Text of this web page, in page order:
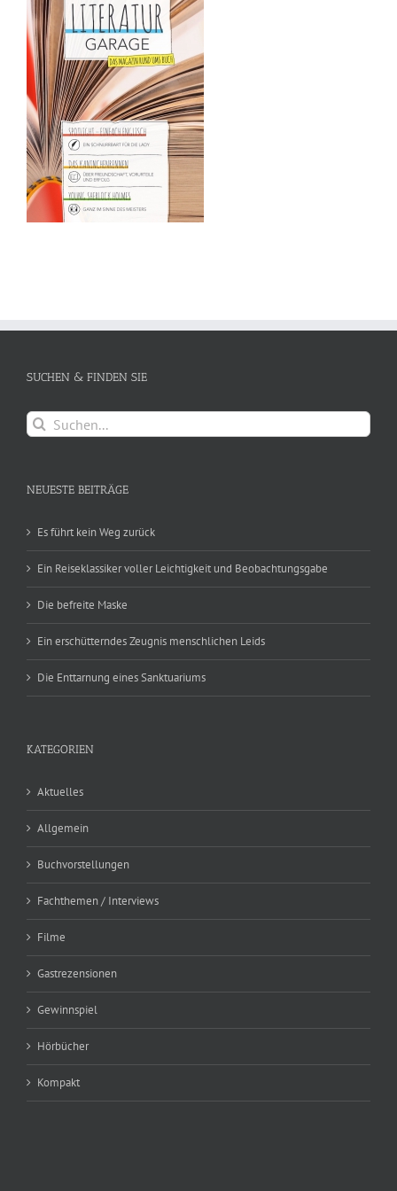
SUCHEN & FINDEN SIE
Suche
nach:
NEUESTE BEITRÄGE
Es führt kein Weg zurück
Ein Reiseklassiker voller Leichtigkeit und Beobachtungsgabe
Die befreite Maske
Ein erschütterndes Zeugnis menschlichen Leids
Die Enttarnung eines Sanktuariums
KATEGORIEN
Aktuelles
Allgemein
Buchvorstellungen
Fachthemen / Interviews
Filme
Gastrezensionen
Gewinnspiel
Hörbücher
Kompakt